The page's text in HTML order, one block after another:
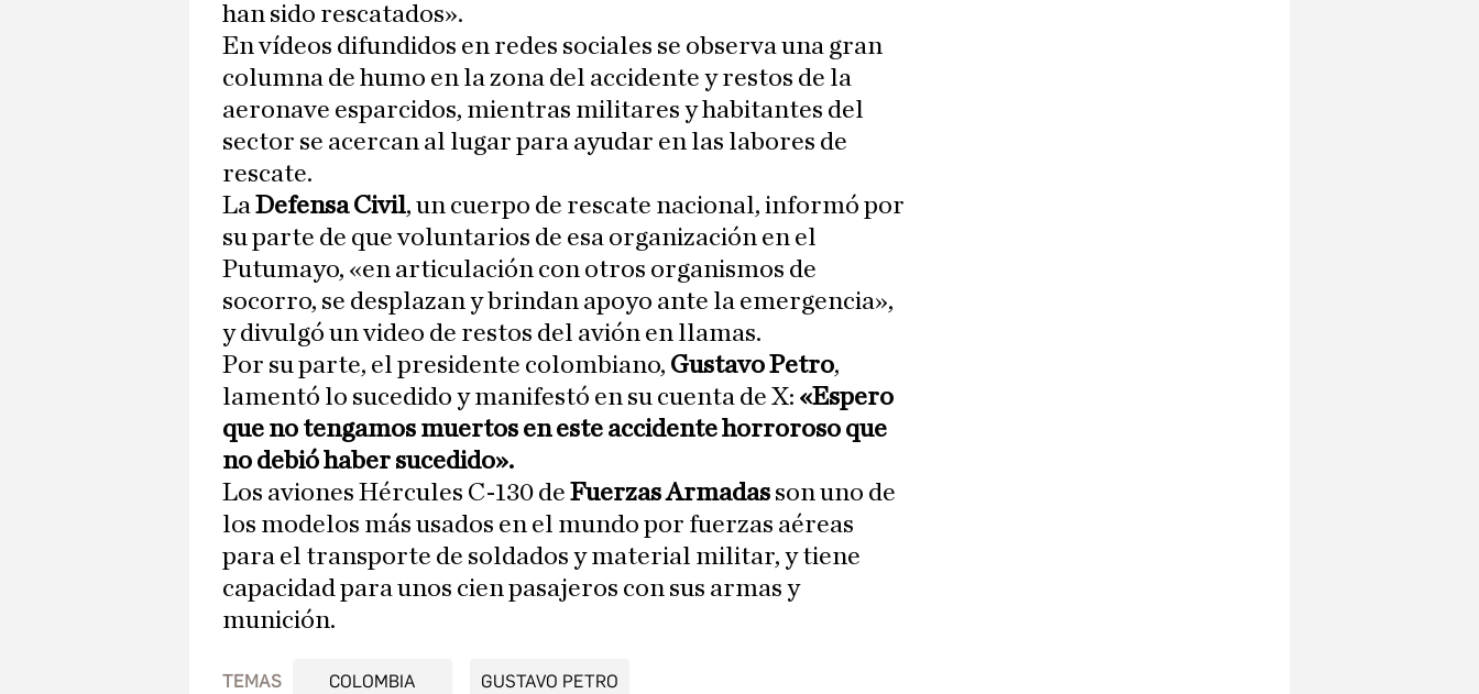
han sido rescatados».
En vídeos difundidos en redes sociales se observa una gran
columna de humo en la zona del accidente y restos de la
aeronave esparcidos, mientras militares y habitantes del
sector se acercan al lugar para ayudar en las labores de
rescate.
LaDefensa Civil, un cuerpo de rescate nacional, informó por
su parte de que voluntarios de esa organización en el
Putumayo, «en articulación con otros organismos de
socorro, se desplazan y brindan apoyo ante la emergencia»,
y divulgó un video de restos del avión en llamas.
Por su parte, el presidente colombiano, Gustavo Petro,
lamentó lo sucedido y manifestó en su cuenta de X: «Espero
que no tengamos muertos en este accidente horroroso que
no debió haber sucedido».
Los aviones Hércules C-130 de Fuerzas Armadas son uno de
los modelos más usados en el mundo por fuerzas aéreas
para el transporte de soldados y material militar, y tiene
capacidad para unos cien pasajeros con sus armas y
munición.
TEMAS COLOMBIA GUSTAVO PETRO